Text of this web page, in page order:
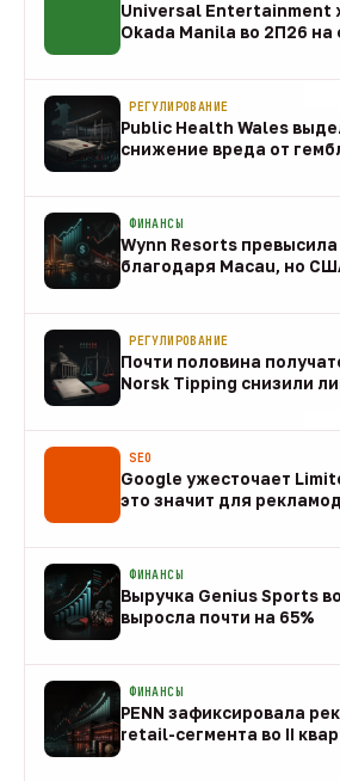
Universal Entertainment
Okada Manila во 2П26
РЕГУЛИРОВАНИЕ
Public Health Wales
снижение вреда от
ФИНАНСЫ
Wynn Resorts превысила
благодаря Macau, но
РЕГУЛИРОВАНИЕ
Почти половина
Norsk Tipping снизили
SEO
Google ужесточает
это значит для
ФИНАНСЫ
Выручка Genius Sports
выросла почти на 65%
ФИНАНСЫ
PENN зафиксировала
retail-сегмента во II